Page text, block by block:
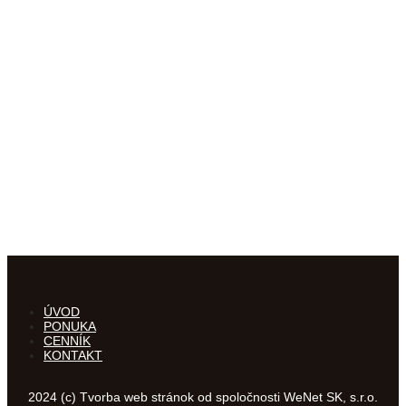
ÚVOD
PONUKA
CENNÍK
KONTAKT
2024 (c) Tvorba web stránok od spoločnosti WeNet SK, s.r.o.